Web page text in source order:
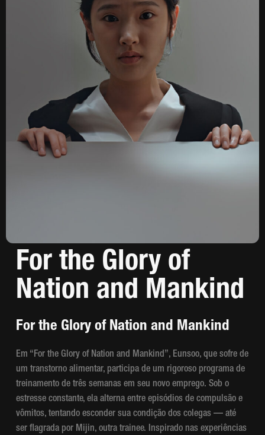
For the Glory of
Nation and Mankind
For the Glory of Nation and Mankind
Em “For the Glory of Nation and Mankind”, Eunsoo, que sofre de
um transtorno alimentar, participa de um rigoroso programa de
treinamento de três semanas em seu novo emprego. Sob o
estresse constante, ela alterna entre episódios de compulsão e
vômitos, tentando esconder sua condição dos colegas — até
ser flagrada por Mijin, outra trainee. Inspirado nas experiências